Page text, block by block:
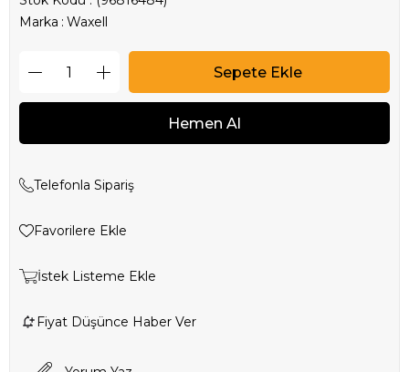
Marka : Waxell
Telefonla Sipariş
Favorilere Ekle
İstek Listeme Ekle
Fiyat Düşünce Haber Ver